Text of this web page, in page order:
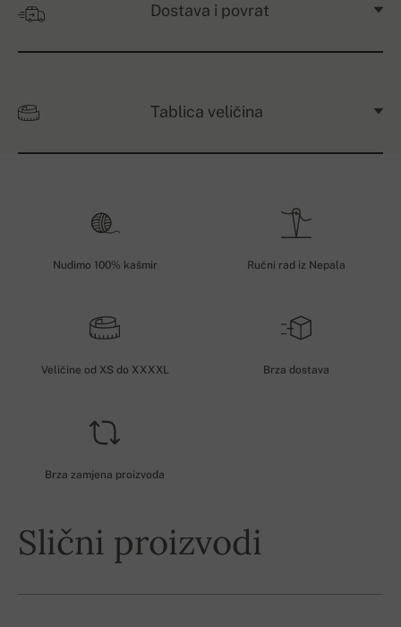
Dostava i povrat
Tablica veličina
Nudimo 100% kašmir Ručni rad iz Nepala
Veličine od XS do XXXXL Brza dostava
Brza zamjena proizvoda
Slični proizvodi